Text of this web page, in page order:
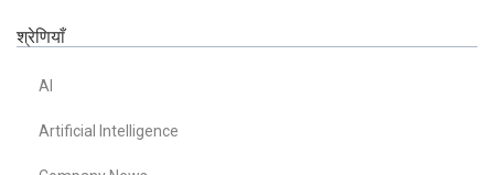
श्रेणियाँ
AI
Artificial Intelligence